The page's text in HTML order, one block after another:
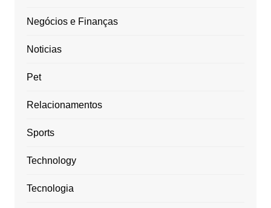
Negócios e Finanças
Noticias
Pet
Relacionamentos
Sports
Technology
Tecnologia